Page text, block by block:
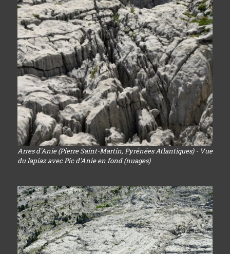
Arres d'Anie (Pierre Saint-Martin, Pyrénées Atlantiques) - Vue
du lapiaz avec Pic d'Anie en fond (nuages)